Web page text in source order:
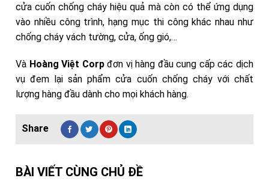
cửa cuốn chống cháy hiệu quả mà còn có thể ứng dụng
vào nhiều công trình, hạng mục thi công khác nhau như
chống cháy vách tường, cửa, ống gió,…
Và Hoàng Việt Corpđơn vị hàng đầu cung cấp các dịch
vụ đem lại sản phẩm cửa cuốn chống cháy với chất
lượng hàng đầu dành cho mọi khách hàng.
BÀI VIẾT CÙNG CHỦ ĐỀ